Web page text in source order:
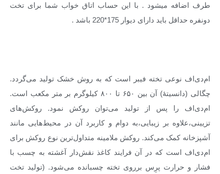
طرف اضافه میشود . با این حساب اتاق خواب شما برای تخت
دونفره حداقل باید دارای دیوار 175*220 باشد .
ام‌دی‌اف نوعی تخته فیبر است که به روش خشک تولید می‌گردد.
چگالی (دانسیتهٔ) آن بین ۶۵۰ تا ۸۰۰ کیلوگرم بر متر مکعب است.
ام‌دی‌اف را پس از تولید می‌توان روکش نمود. روکش‌های
تزیینی،علاوه بر زیبایی،به دوام و کاربرد آن در محیط‌هایی مانند
آشپزخانه کمک می‌کند. روکش ملامینه متداول‌ترین نوع روکش برای
ام‌دی‌اف است که در آن فرایند کاغذ نقش‌دار آغشته به چسب با
فشار و حرارت پرِس برروی تخته چسبانده می‌شود. (تولید تخت